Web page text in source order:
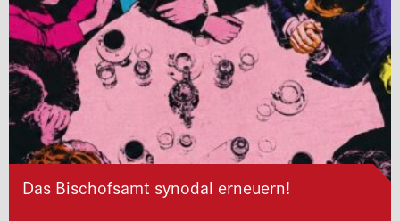
Das Bischofsamt synodal erneuern!